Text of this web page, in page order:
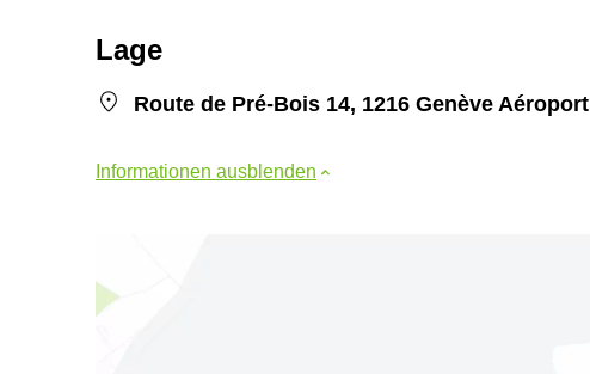
Lage
Route de Pré-Bois 14, 1216 Genève Aéroport
Informationen ausblenden